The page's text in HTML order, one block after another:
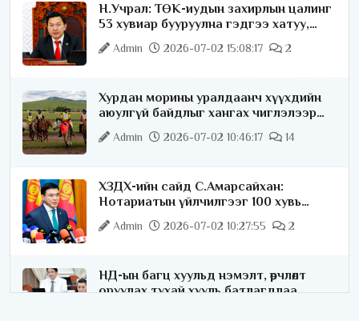
Н.Учрал: ТӨК-иудын захирлын цалинг
53 хувиар бууруулна гэдгээ хатуу,
хариуцлагатайгаар хэлье
Admin 2026-07-02 15:08:17 2
Хурдан морины уралдаанч хүүхдийн
аюулгүй байдлыг хангах чиглэлээр
ажиллаж байна
Admin 2026-07-02 10:46:17 14
ХЗДХ-ийн сайд С.Амарсайхан:
Нотариатын үйлчилгээг 100 хувь
цахимжуулна
Admin 2026-07-02 10:27:55 2
НД-ын багц хуульд нэмэлт, өөрчлөлт
оруулах тухай хууль батлагдлаа